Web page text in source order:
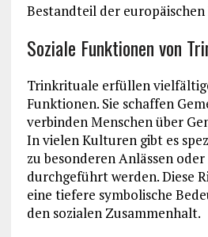
Bestandteil der
Soziale Funktionen von
Trinkrituale erfüllen
Funktionen. Sie schaffen
verbinden Menschen über
In vielen Kulturen gibt es
zu besonderen Anlässen
durchgeführt werden. Diese
eine tiefere symbolische
den sozialen Zusammenhalt.